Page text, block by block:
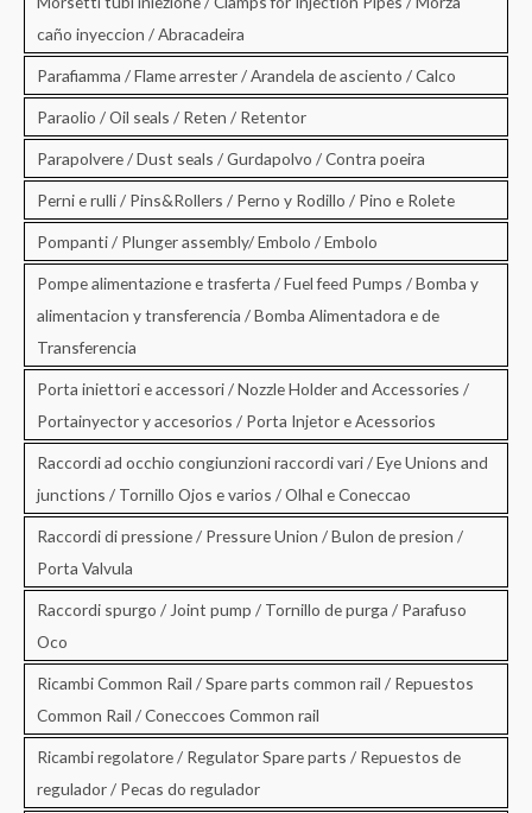
caño inyeccion / Abracadeira
Parafiamma / Flame arrester / Arandela de asciento / Calco
Paraolio / Oil seals / Reten / Retentor
Parapolvere / Dust seals / Gurdapolvo / Contra poeira
Perni e rulli / Pins&Rollers / Perno y Rodillo / Pino e Rolete
Pompanti / Plunger assembly/ Embolo / Embolo
Pompe alimentazione e trasferta / Fuel feed Pumps / Bomba y
alimentacion y transferencia / Bomba Alimentadora e de
Transferencia
Porta iniettori e accessori / Nozzle Holder and Accessories /
Portainyector y accesorios / Porta Injetor e Acessorios
Raccordi ad occhio congiunzioni raccordi vari / Eye Unions and
junctions / Tornillo Ojos e varios / Olhal e Coneccao
Raccordi di pressione / Pressure Union / Bulon de presion /
Porta Valvula
Raccordi spurgo / Joint pump / Tornillo de purga / Parafuso
Oco
Ricambi Common Rail / Spare parts common rail / Repuestos
Common Rail / Coneccoes Common rail
Ricambi regolatore / Regulator Spare parts / Repuestos de
regulador / Pecas do regulador